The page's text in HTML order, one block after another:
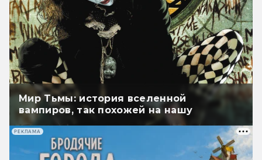
Мир Тьмы: история вселенной
вампиров, так похожей на нашу
РЕКЛАМА